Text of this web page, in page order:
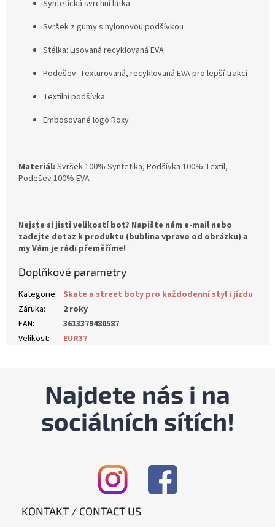
Syntetická svrchní látka
Svršek z gumy s nylonovou podšívkou
Stélka: Lisovaná recyklovaná EVA
Podešev: Texturovaná, recyklovaná EVA pro lepší trakci
Textilní podšívka
Embosované logo Roxy.
Materiál: Svršek 100% Syntetika, Podšívka 100% Textil,
Podešev 100% EVA
Nejste si jisti velikostí bot? Napište nám e-mail nebo
zadejte dotaz k produktu (bublina vpravo od obrázku) a
my Vám je rádi přeměříme!
Doplňkové parametry
Kategorie: Skate a street boty pro každodenní styl i jízdu
Záruka:
2 roky
EAN:
3613379480587
Velikost: EUR37
Najdete nás i na
sociálních sítích!
KONTAKT / CONTACT US